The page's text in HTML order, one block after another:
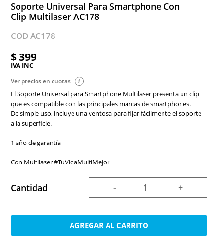
Soporte Universal Para Smartphone Con
Clip Multilaser AC178
COD AC178
$ 399
IVA INC
Ver precios en cuotas
El Soporte Universal para Smartphone Multilaser presenta un clip
que es compatible con las principales marcas de smartphones.
De simple uso, incluye una ventosa para fijar fácilmente el soporte
a la superficie.
1 año de garantía
Con Multilaser #TuVidaMultiMejor
Cantidad - +
AGREGAR AL CARRITO